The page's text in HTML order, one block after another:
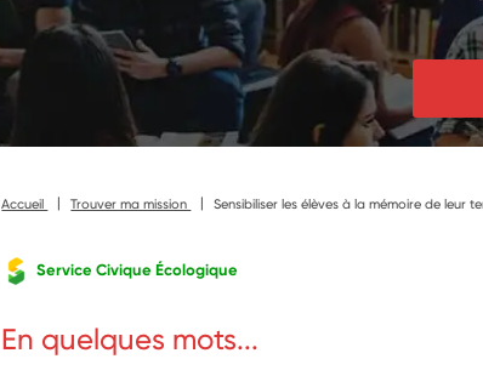
Accueil Trouver ma mission Sensibiliser les élèves à la mémoire de leur
Service Civique Écologique
En quelques mots...